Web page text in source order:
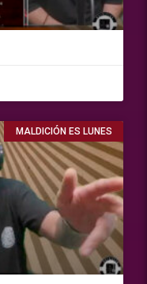
MALDICIÓN ES LUNES